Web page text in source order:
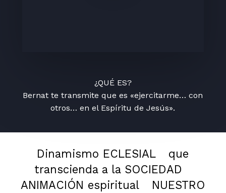
¿QUÉ ES?
Bernat te transmite que es «ejercitarme… con
otros… en el Espíritu de Jesús».
Dinamismo ECLESIAL
que
transcienda a la SOCIEDAD
ANIMACIÓN espiritual
NUESTRO